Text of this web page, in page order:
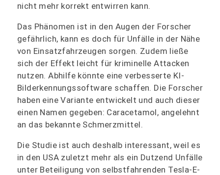
nicht mehr korrekt entwirren kann.
Das Phänomen ist in den Augen der Forscher
gefährlich, kann es doch für Unfälle in der Nähe
von Einsatzfahrzeugen sorgen. Zudem ließe
sich der Effekt leicht für kriminelle Attacken
nutzen. Abhilfe könnte eine verbesserte KI-
Bilderkennungssoftware schaffen. Die Forscher
haben eine Variante entwickelt und auch dieser
einen Namen gegeben: Caracetamol, angelehnt
an das bekannte Schmerzmittel.
Die Studie ist auch deshalb interessant, weil es
in den USA zuletzt mehr als ein Dutzend Unfälle
unter Beteiligung von selbstfahrenden Tesla-E-